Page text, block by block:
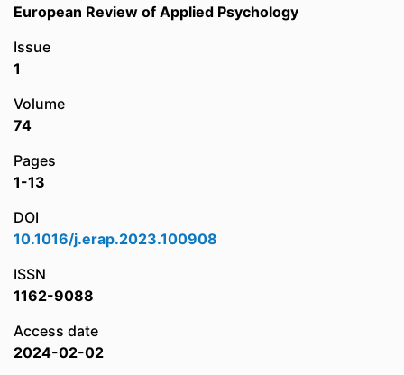
European Review of Applied Psychology
Issue
1
Volume
74
Pages
1-13
DOI
10.1016/j.erap.2023.100908
ISSN
1162-9088
Access date
2024-02-02